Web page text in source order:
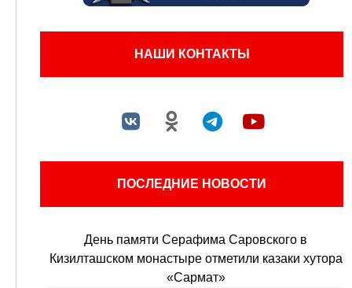
НАШИ КОНТАКТЫ
ПОСЛЕДНИЕ НОВОСТИ
День памяти Серафима Саровского в
Кизилташском монастыре отметили казаки хутора
«Сармат»